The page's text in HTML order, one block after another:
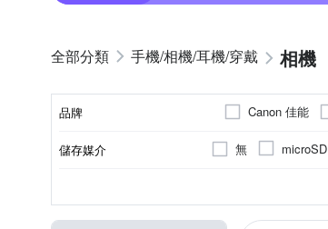
手機/相機/耳機/穿戴 相機
品牌 Canon 佳能
SANRIO 三麗鷗
儲存媒介 無 microSD